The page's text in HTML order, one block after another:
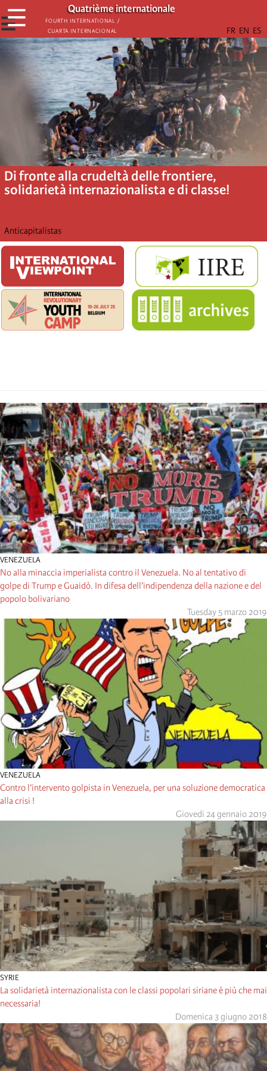
Skip
to
main
content
Quatrième internationale
Fourth International /
Cuarta Internacional
☰
☰
Di fronte alla crudeltà delle frontiere,
solidarietà internazionalista e di classe!
Anticapitalistas
VENEZUELA
No alla minaccia imperialista contro il Venezuela. No al tentativo di
golpe di Trump e Guaidò. In difesa dell’indipendenza della nazione e del
popolo bolivariano
Tuesday 5 marzo 2019
VENEZUELA
Contro l’intervento golpista in Venezuela, per una soluzione democratica
alla crisi !
Giovedi 24 gennaio 2019
SYRIE
La solidarietà internazionalista con le classi popolari siriane è più che mai
necessaria!
Domenica 3 giugno 2018